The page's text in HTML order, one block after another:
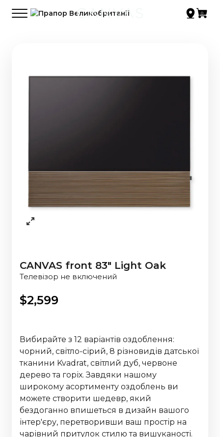
CANVAS front 83" Light Oak
Телевізор не включений
$2,599
Вибирайте з 12 варіантів оздоблення:
чорний, світло-сірий, 8 різновидів датської
тканини Kvadrat, світлий дуб, червоне
дерево та горіх. Завдяки нашому
широкому асортименту оздоблень ви
можете створити шедевр, який
бездоганно впишеться в дизайн вашого
інтер'єру, перетворивши ваш простір на
чарівний притулок стилю та вишуканості.